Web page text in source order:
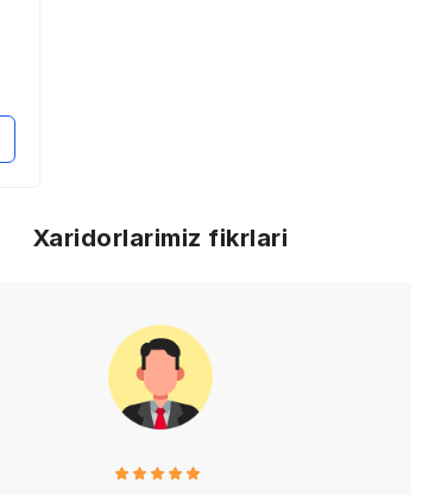
Xaridorlarimiz fikrlari